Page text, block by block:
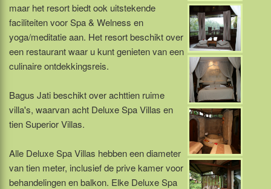
maar het resort biedt ook uitstekende
faciliteiten voor Spa & Welness en
yoga/meditatie aan. Het resort beschikt over
een restaurant waar u kunt genieten van een
culinaire ontdekkingsreis.
Bagus Jati beschikt over achttien ruime
villa's, waarvan acht Deluxe Spa Villas en
tien Superior Villas.
Alle Deluxe Spa Villas hebben een diameter
van tien meter, inclusief de prive kamer voor
behandelingen en balkon. Elke Deluxe Spa